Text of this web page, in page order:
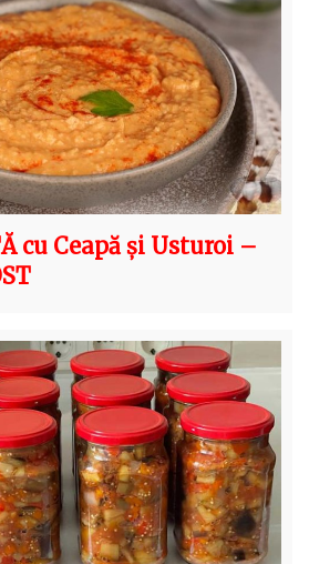
cu Ceapă și Usturoi –